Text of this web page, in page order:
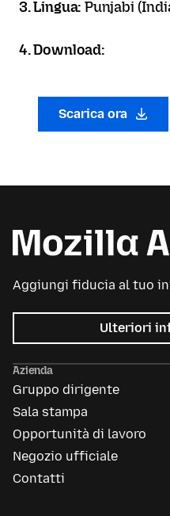
3. Lingua:Punjabi
4. Download:
Scarica ora
Aggiungi fiducia al tuo
Ulteriori
Azienda
Gruppo dirigente
Sala stampa
Opportunità di lavoro
Negozio ufficiale
Contatti